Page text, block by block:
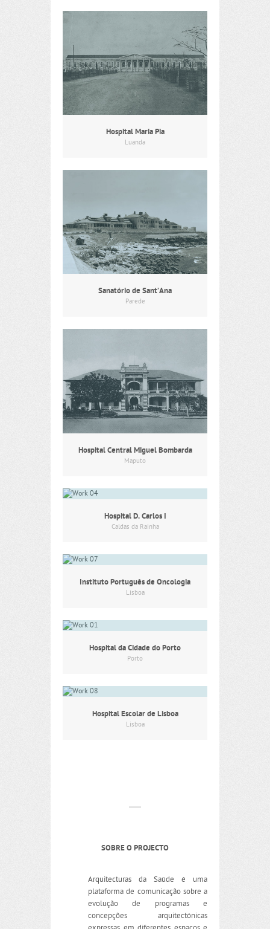
Hospital Maria Pia
Luanda
Sanatório de Sant’Ana
Parede
Hospital Central Miguel Bombarda
Maputo
Hospital D. Carlos I
Caldas da Rainha
Instituto Português de Oncologia
Lisboa
Hospital da Cidade do Porto
Porto
Hospital Escolar de Lisboa
Lisboa
SOBRE O PROJECTO
Arquitecturas da Saúde é uma
plataforma de comunicação sobre a
evolução de programas e
concepções arquitectónicas